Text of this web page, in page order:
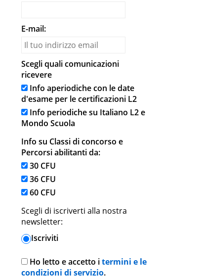
E-mail:
Scegli quali comunicazioni
ricevere
Info aperiodiche con le date
d'esame per le certificazioni L2
Info periodiche su Italiano L2 e
Mondo Scuola
Info su Classi di concorso e
Percorsi abilitanti da:
30 CFU
36 CFU
60 CFU
Scegli di iscriverti alla nostra
newsletter:
Iscriviti
Ho letto e accetto itermini e le
condizioni di servizio.